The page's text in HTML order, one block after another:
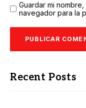
Guardar mi
navegador para la
Recent Posts